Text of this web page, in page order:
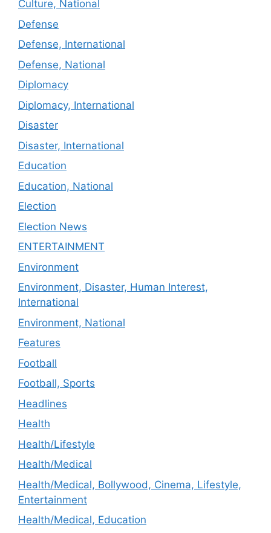
Culture, National
Defense
Defense, International
Defense, National
Diplomacy
Diplomacy, International
Disaster
Disaster, International
Education
Education, National
Election
Election News
ENTERTAINMENT
Environment
Environment, Disaster, Human Interest,
International
Environment, National
Features
Football
Football, Sports
Headlines
Health
Health/Lifestyle
Health/Medical
Health/Medical, Bollywood, Cinema, Lifestyle,
Entertainment
Health/Medical, Education